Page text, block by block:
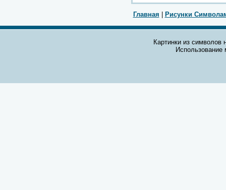
Главная Рисунки
Картинки из символов
Использование